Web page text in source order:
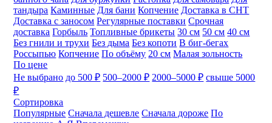
тандыра Каминные Для бани Копчение Доставка в СНТ
Доставка с заносом Регулярные поставки Срочная
доставка Горбыль Топливные брикеты 30 см 50 см 40 см
Без гнили и трухи Без дыма Без копоти В биг-бегах
Россыпью Копчение По объёму 20 см Малая зольность
По цене
Не выбрано до 500 ₽ 500–2000 ₽ 2000–5000 ₽ свыше 5000
₽
Сортировка
Популярные Сначала дешевле Сначала дороже По